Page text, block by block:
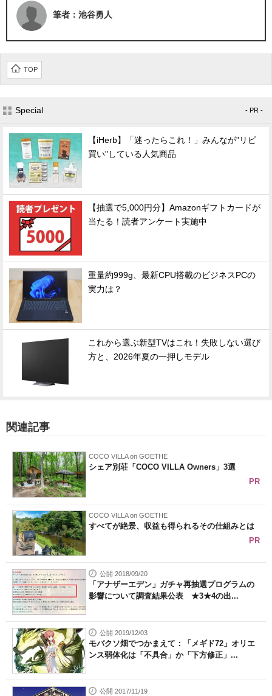
筆者：池谷勇人
TOP
Special - PR -
【iHerb】「迷ったらこれ！」みんなが"リピ
買い"している人気商品
【抽選で5,000円分】Amazonギフトカードが
当たる！読者アンケート実施中
重量約999g、最新CPU搭載のビジネスPCの
実力は？
これから選ぶ新型TVはこれ！失敗しない選び
方と、2026年夏の一押しモデル
関連記事
COCO VILLA on GOETHE
シェア別荘「COCO VILLA Owners」3選
PR
COCO VILLA on GOETHE
すべてが絶景、収益も得られるその仕組みとは
PR
公開 2018/09/20
「アナザーエデン」ガチャ再抽選プログラムの
影響について調査結果公表 ★3★4の出...
公開 2019/12/03
モバクソ畑でつかまえて：「メギド72」オリエ
ンス弱体化は「不具合」か「下方修正」...
公開 2017/11/19